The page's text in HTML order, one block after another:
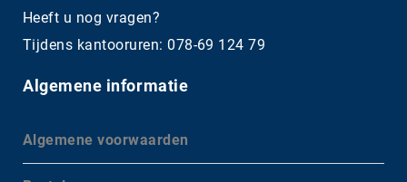
Heeft u nog vragen?
Tijdens kantooruren: 078-69 124 79
Algemene informatie
Algemene voorwaarden